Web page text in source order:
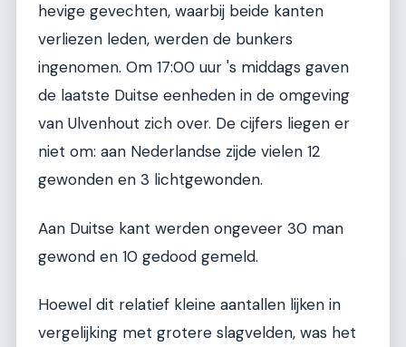
hevige gevechten, waarbij beide kanten
verliezen leden, werden de bunkers
ingenomen. Om 17:00 uur 's middags gaven
de laatste Duitse eenheden in de omgeving
van Ulvenhout zich over. De cijfers liegen er
niet om: aan Nederlandse zijde vielen 12
gewonden en 3 lichtgewonden.
Aan Duitse kant werden ongeveer 30 man
gewond en 10 gedood gemeld.
Hoewel dit relatief kleine aantallen lijken in
vergelijking met grotere slagvelden, was het